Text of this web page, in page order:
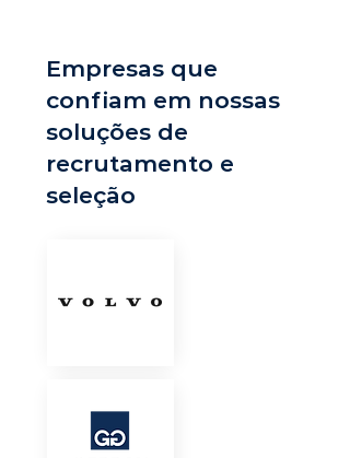
Empresas que
confiam em nossas
soluções de
recrutamento e
seleção